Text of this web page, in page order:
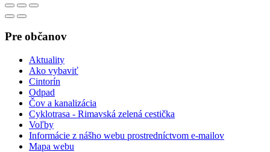
Pre občanov
Aktuality
Ako vybaviť
Cintorín
Odpad
Čov a kanalizácia
Cyklotrasa - Rimavská zelená cestička
Voľby
Informácie z nášho webu prostredníctvom e-mailov
Mapa webu